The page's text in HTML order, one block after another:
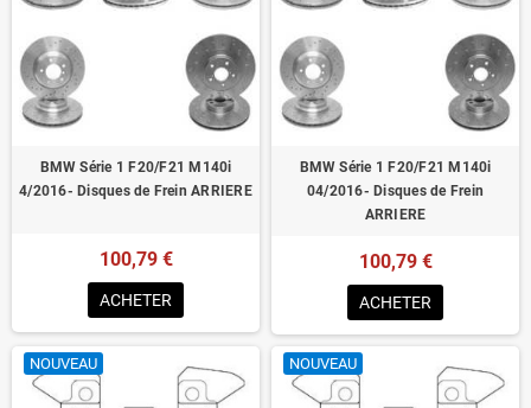
BMW Série 1 F20/F21 M140i
4/2016- Disques de Frein ARRIERE
100,79 €
ACHETER
BMW Série 1 F20/F21 M140i
04/2016- Disques de Frein
ARRIERE
100,79 €
ACHETER
NOUVEAU NOUVEAU